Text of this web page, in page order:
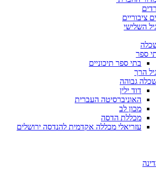
ציבוריים
השלישי
ספר
בתי ספר תיכוניים
הרך
גבוהה
דוד ילין
האוניברסיטה העברית
מכון לב
מכללת הדסה
עזריאלי מכללה אקדמית להנדסה ירושלים